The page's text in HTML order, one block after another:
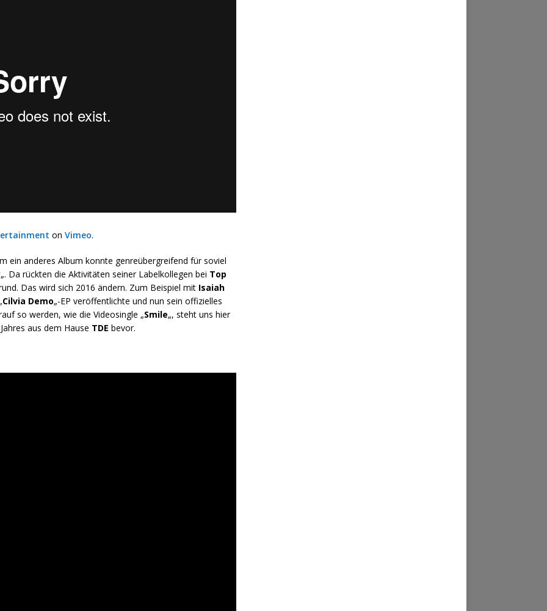
on Vimeo.
ein anderes Album konnte genreübergreifend für soviel
„. Da rückten die Aktivitäten seiner Labelkollegen bei Top
Das wird sich 2016 ändern. Zum Beispiel mit Isaiah
Cilvia Demo„-EP veröffentlichte und nun sein offizielles
so werden, wie die Videosingle „Smile„, steht uns hier
aus dem Hause TDE bevor.